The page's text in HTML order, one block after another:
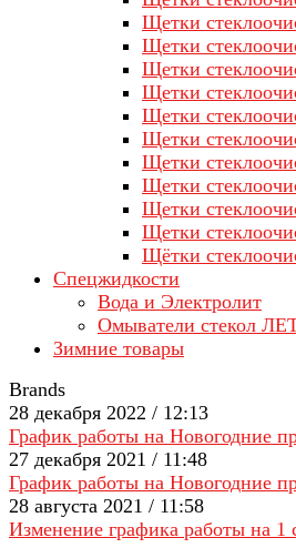
Щетки
Щетки
Щетки
Щетки
Щетки
Щетки
Щетки
Щетки
Щетки
Щетки
Щётки
Спецжидкости
Вода и Электролит
Омыватели стекол
Зимние товары
Brands
28 декабря 2022 / 12:13
График работы на Новогодние
27 декабря 2021 / 11:48
График работы на Новогодние
28 августа 2021 / 11:58
Изменение графика работы на 1